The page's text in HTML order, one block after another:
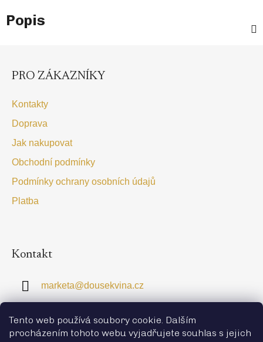
Tento web používá soubory cookie. Dalším
procházením tohoto webu vyjadřujete souhlas s jejich
Popis
PRO ZÁKAZNÍKY
Kontakty
Doprava
Jak nakupovat
Obchodní podmínky
Podmínky ochrany osobních údajů
Platba
Kontakt
marketa@dousekvina.cz